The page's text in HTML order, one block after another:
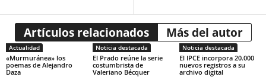
Artículos relacionados Más del autor
Actualidad
«Murmuránea» los
poemas de Alejandro
Daza
Noticia destacada
El Prado reúne la serie
costumbrista de
Valeriano Bécquer
Noticia destacada
El IPCE incorpora 20.000
nuevos registros a su
archivo digital